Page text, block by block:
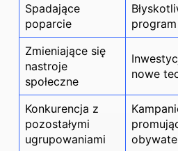
Spadające
poparcie
Zmieniające się
nastroje
społeczne
nowe
Konkurencja z
pozostałymi
ugrupowaniami